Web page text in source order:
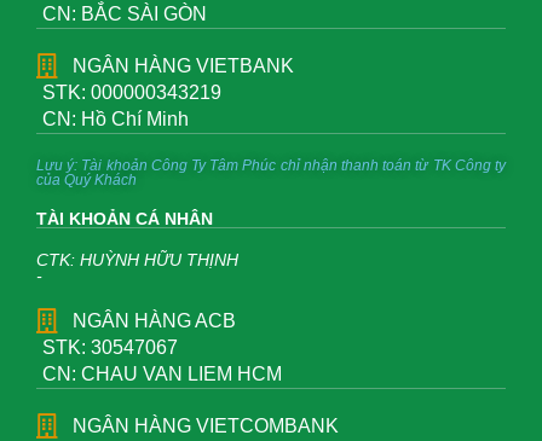
CN: BẮC SÀI GÒN
NGÂN HÀNG VIETBANK
STK: 000000343219
CN: Hồ Chí Minh
Lưu ý: Tài khoản Công Ty Tâm Phúc chỉ nhận thanh toán từ TK Công ty
của Quý Khách
TÀI KHOẢN CÁ NHÂN
CTK: HUỲNH HỮU THỊNH
-
NGÂN HÀNG ACB
STK: 30547067
CN: CHAU VAN LIEM HCM
NGÂN HÀNG VIETCOMBANK